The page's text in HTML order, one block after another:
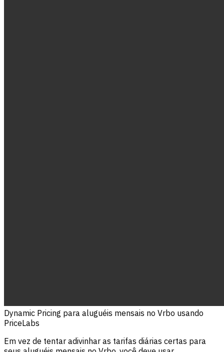
Dynamic Pricing para aluguéis mensais no Vrbo usando
PriceLabs
Em vez de tentar adivinhar as tarifas diárias certas para